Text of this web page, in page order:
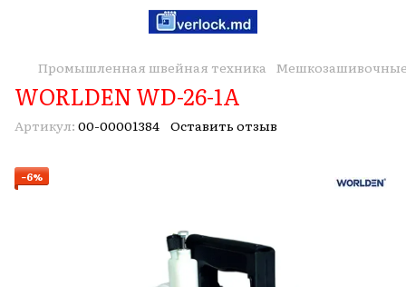
Промышленная швейная техника
WORLDEN WD-26-1A
Артикул: 00-00001384 Оставить отзыв
−6%